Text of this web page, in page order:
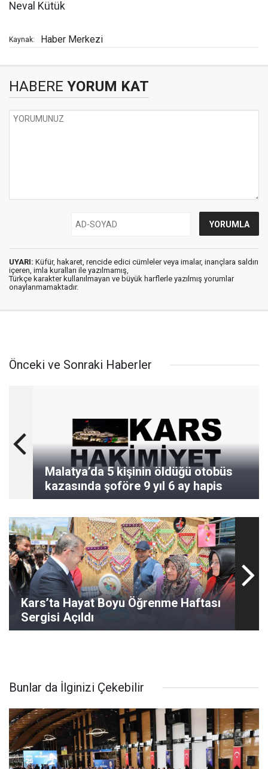
Neval Kütük
Kaynak: Haber Merkezi
HABERE YORUM KAT
UYARI: Küfür, hakaret, rencide edici cümleler veya imalar, inançlara saldırı
içeren, imla kuralları ile yazılmamış,
Türkçe karakter kullanılmayan ve büyük harflerle yazılmış yorumlar
onaylanmamaktadır.
Önceki ve Sonraki Haberler
Malatya’da 5 kişinin öldüğü otobüs
kazasında şoföre 9 yıl 6 ay hapis
Kars’ta Hayat Boyu Öğrenme Haftası
Sergisi Açıldı
Bunlar da İlginizi Çekebilir